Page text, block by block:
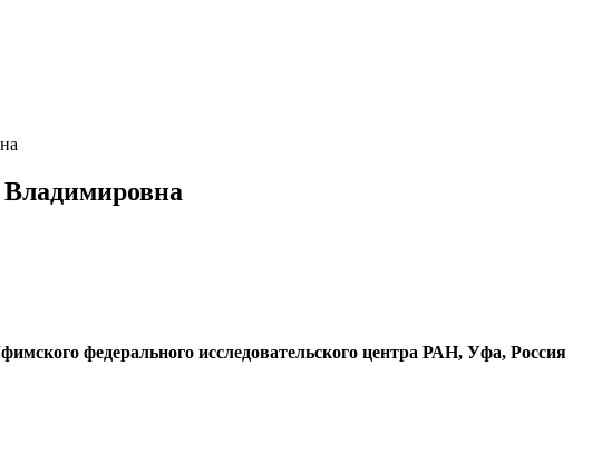
федерального исследовательского центра РАН, Уфа, Россия